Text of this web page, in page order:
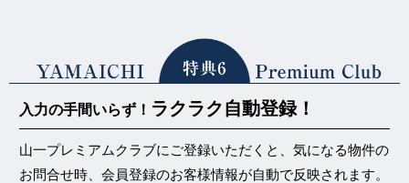
入力の手間いらず！ ラクラク自動登録！
山一プレミアムクラブにご登録いただくと、気になる物件の
お問合せ時、会員登録のお客様情報が自動で反映されます。